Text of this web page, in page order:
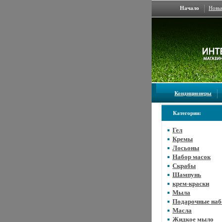
Начало
Кондиционеры
Категории:
Гел
Кремы
Лосьоны
Набор масок
Скрабы
Шампунь
крем-краски
Мыла
Подарочные
Масла
Жидкое мыло